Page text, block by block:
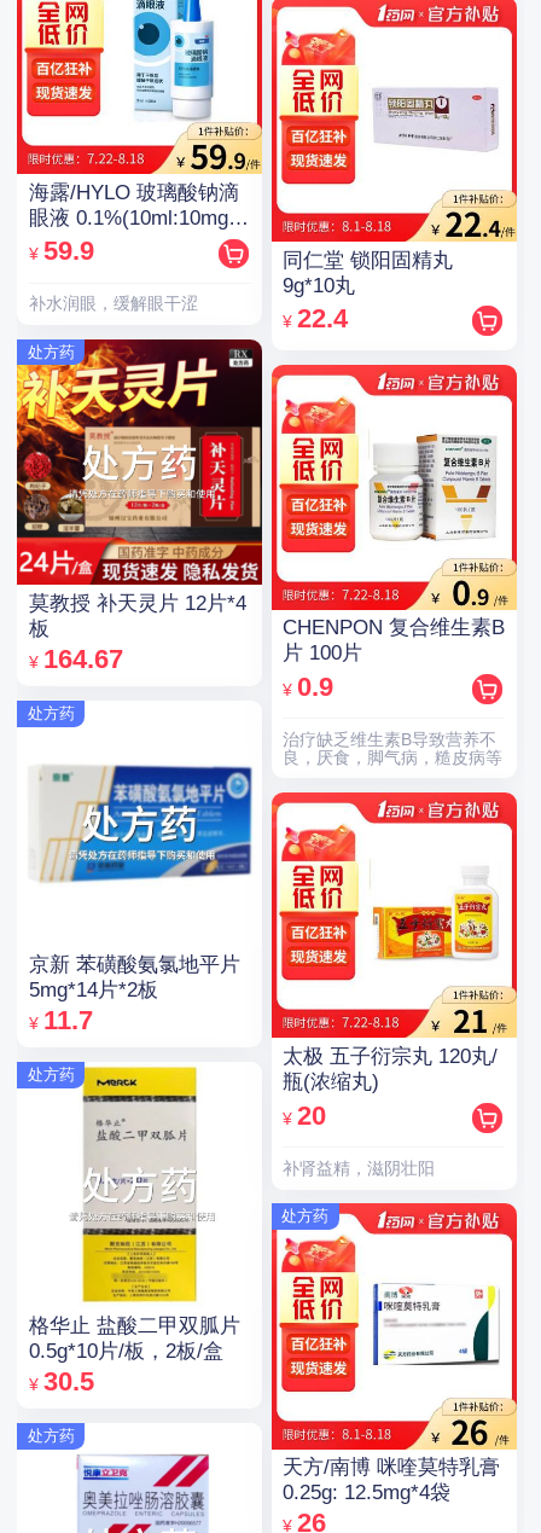
海露/HYLO 玻璃酸钠滴
眼液 0.1%(10ml:10mg)/
支(OTC)
¥ 59.9
补水润眼，缓解眼干涩
处方药
莫教授 补天灵片 12片*4
板
¥ 164.67
处方药
京新 苯磺酸氨氯地平片
5mg*14片*2板
¥ 11.7
处方药
格华止 盐酸二甲双胍片
0.5g*10片/板，2板/盒
¥ 30.5
处方药
同仁堂 锁阳固精丸
9g*10丸
¥ 22.4
CHENPON 复合维生素B
片 100片
¥ 0.9
治疗缺乏维生素B导致营养不
良，厌食，脚气病，糙皮病等
太极 五子衍宗丸 120丸/
瓶(浓缩丸)
¥ 20
补肾益精，滋阴壮阳
处方药
天方/南博 咪喹莫特乳膏
0.25g: 12.5mg*4袋
¥ 26